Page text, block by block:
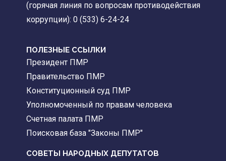
(горячая линия по вопросам противодействия
коррупции): 0 (533) 6-24-24
ПОЛЕЗНЫЕ ССЫЛКИ
Президент ПМР
Правительство ПМР
Конституционный суд ПМР
Уполномоченный по правам человека
Счетная палата ПМР
Поисковая база "Законы ПМР"
СОВЕТЫ НАРОДНЫХ ДЕПУТАТОВ